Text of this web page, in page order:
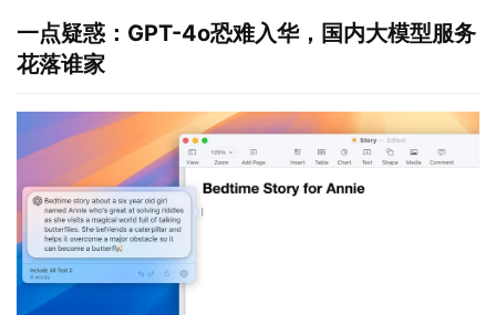
一点疑惑：GPT-4o恐难入华，国内大模型服务
花落谁家